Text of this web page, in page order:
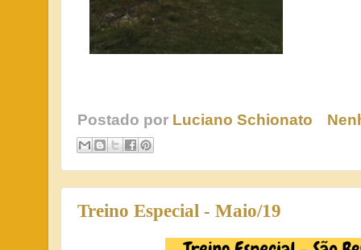
Postado por Luciano Schionato
Treino Especial - Maio/19